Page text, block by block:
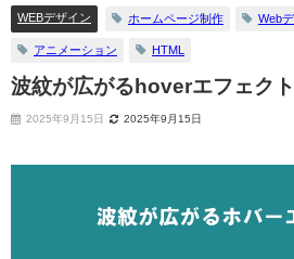
WEBデザイン ホームページ制作 Web
アニメーション HTML
波紋が広がるhoverエフェクト
2025年9月15日 2025年9月15日